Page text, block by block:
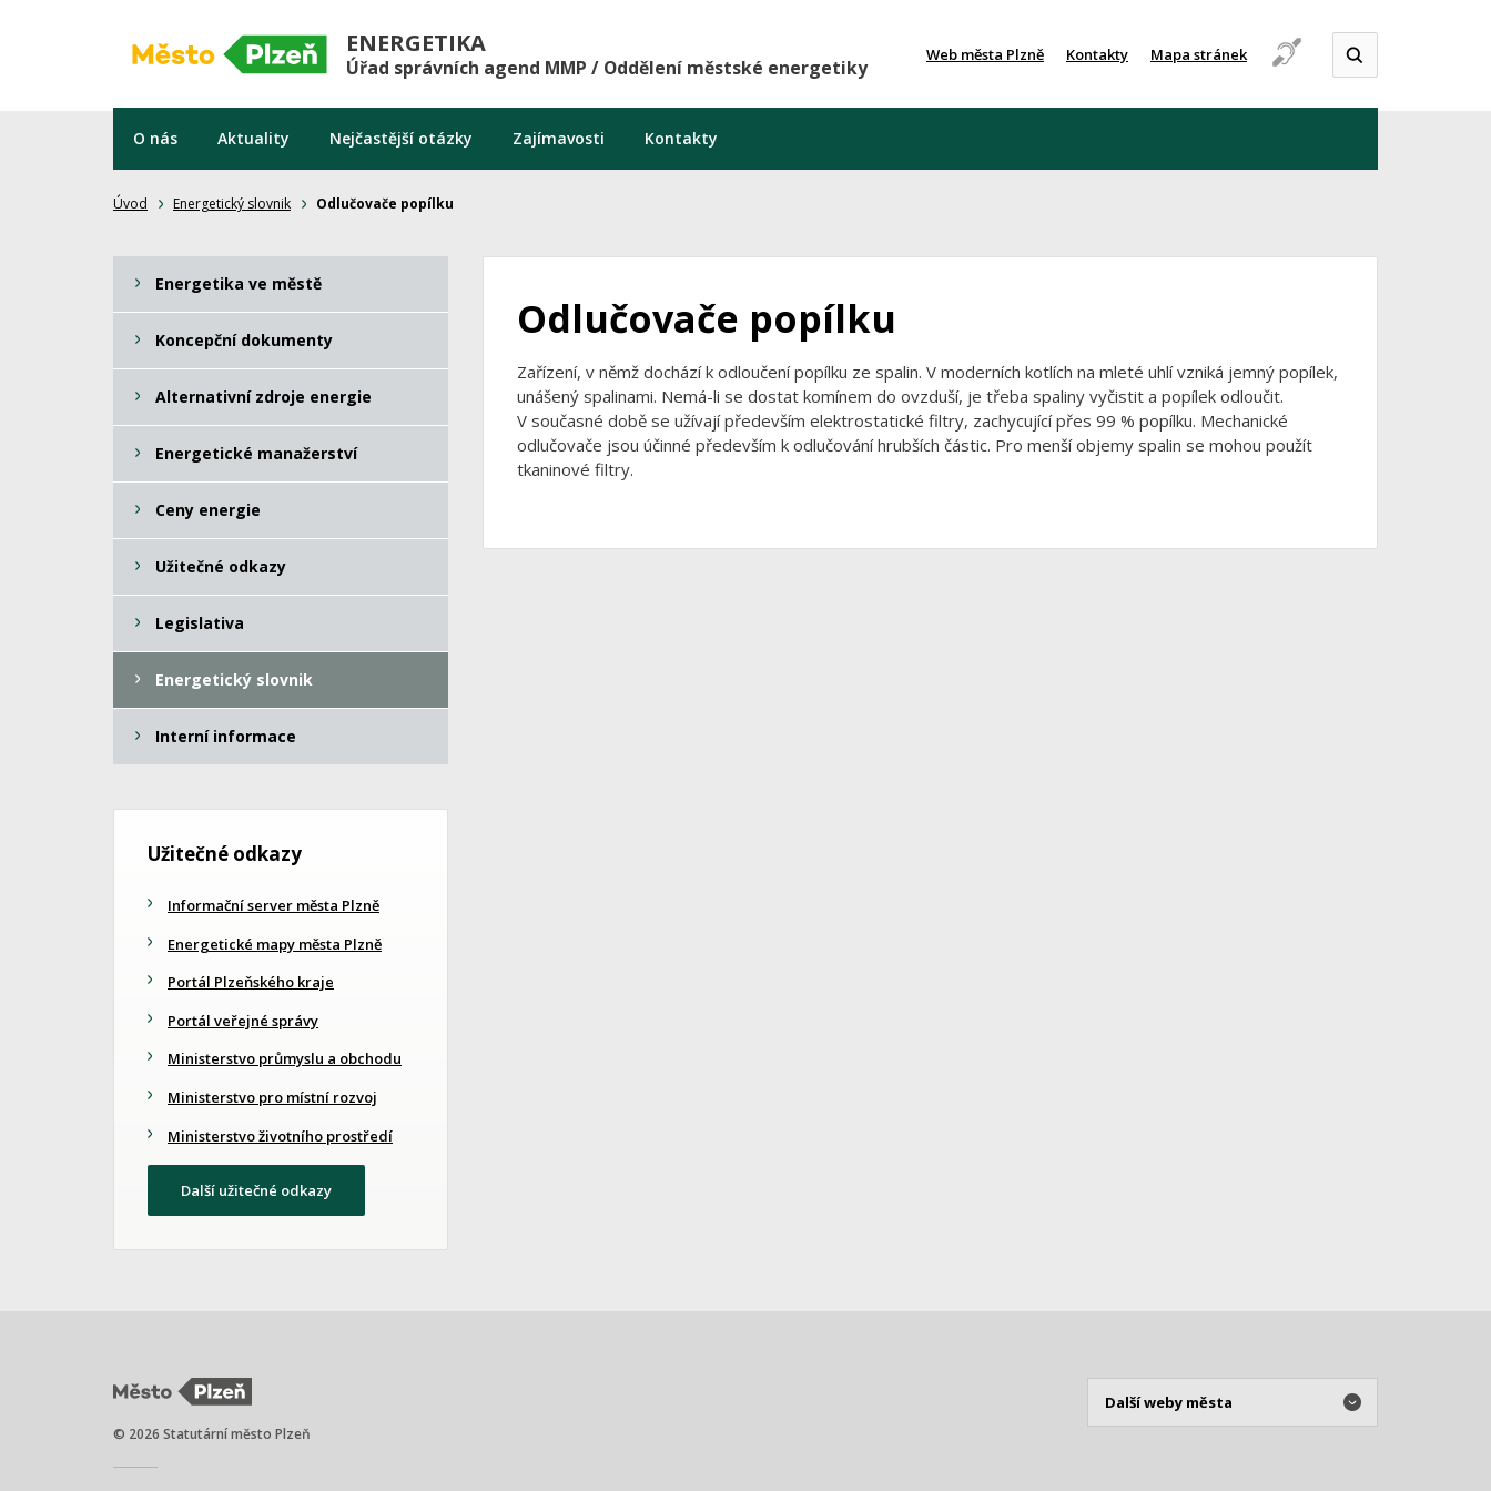
ENERGETIKA
Úřad správních agend MMP / Oddělení městské energetiky
Web města Plzně Kontakty Mapa stránek
O nás Aktuality Nejčastější otázky Zajímavosti Kontakty
Úvod Energetický slovnik Odlučovače popílku
Odlučovače popílku
Zařízení, v němž dochází k odloučení popílku ze spalin. V moderních kotlích na mleté uhlí vzniká jemný popílek,
unášený spalinami. Nemá-li se dostat komínem do ovzduší, je třeba spaliny vyčistit a popílek odloučit.
V současné době se užívají především elektrostatické filtry, zachycující přes 99 % popílku. Mechanické
odlučovače jsou účinné především k odlučování hrubších částic. Pro menší objemy spalin se mohou použít
tkaninové filtry.
Energetika ve městě
Koncepční dokumenty
Alternativní zdroje energie
Energetické manažerství
Ceny energie
Užitečné odkazy
Legislativa
Energetický slovnik
Interní informace
Užitečné odkazy
Informační server města Plzně
Energetické mapy města Plzně
Portál Plzeňského kraje
Portál veřejné správy
Ministerstvo průmyslu a obchodu
Ministerstvo pro místní rozvoj
Ministerstvo životního prostředí
Další užitečné odkazy
© 2026 Statutární město Plzeň